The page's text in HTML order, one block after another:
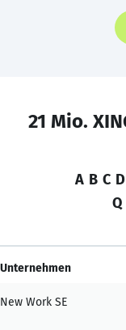
21 Mio.
A B C D
Q
Unternehmen
New Work SE